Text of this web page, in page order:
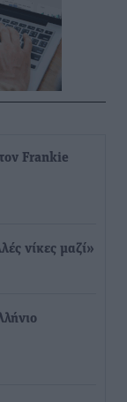
Frankie
νίκες μαζί»